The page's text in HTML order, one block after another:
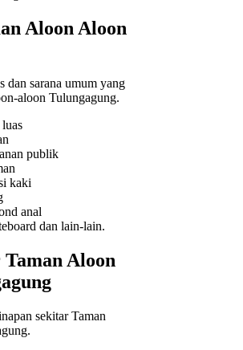
Aloon Aloon
dan sarana umum yang
aloon Tulungagung.
publik
kaki
anal
dan lain-lain.
Aloon
sekitar Taman